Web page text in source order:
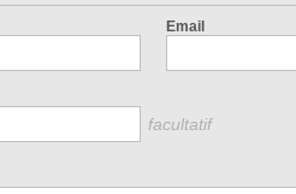
Email
facultatif